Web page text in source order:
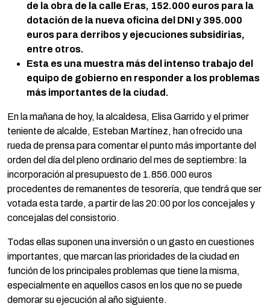
de la obra de la calle Eras, 152.000 euros para la
dotación de la nueva oficina del DNI y 395.000
euros para derribos y ejecuciones subsidirias,
entre otros.
Esta es una muestra más del intenso trabajo del
equipo de gobierno en responder a los problemas
más importantes de la ciudad.
En la mañana de hoy, la alcaldesa, Elisa Garrido y el primer
teniente de alcalde, Esteban Martínez, han ofrecido una
rueda de prensa para comentar el punto más importante del
orden del día del pleno ordinario del mes de septiembre: la
incorporación al presupuesto de 1.856.000 euros
procedentes de remanentes de tesorería, que tendrá que ser
votada esta tarde, a partir de las 20:00 por los concejales y
concejalas del consistorio.
Todas ellas suponen una inversión o un gasto en cuestiones
importantes, que marcan las prioridades de la ciudad en
función de los principales problemas que tiene la misma,
especialmente en aquellos casos en los que no se puede
demorar su ejecución al año siguiente.